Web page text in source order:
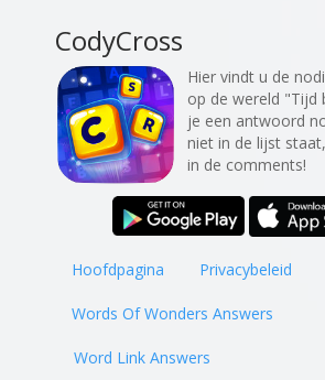
CodyCross
Hier vindt u de
op de wereld "Tijd
je een antwoord
niet in de lijst
in de comments!
Hoofdpagina Privacybeleid
Words Of Wonders Answers
Word Link Answers